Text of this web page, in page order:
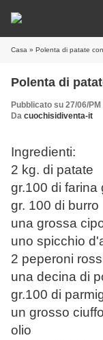
Casa » Polenta di patate
Polenta di
Pubblicato su 27/06/
Da cuochisidiventa-it
Ingredienti:
2 kg. di patate
gr.100 di farina
gr. 100 di burro
una grossa
uno spicchio
2 peperoni
una decina di
gr.100 di
un grosso
olio